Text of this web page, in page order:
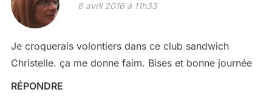
6 avril 2016 à 11h33
Je croquerais volontiers dans ce club sandwich
Christelle. ça me donne faim. Bises et bonne journée
RÉPONDRE